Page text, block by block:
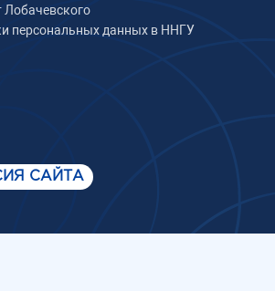
Лобачевского
персональных данных в ННГУ
САЙТА